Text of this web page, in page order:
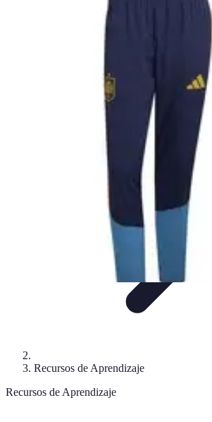
Consejos y EstrategiasConsejos de Aprendizaje
Educación Online
Formación en Español
Recursos de Aprendizaje
Recursos de Aprendizaje